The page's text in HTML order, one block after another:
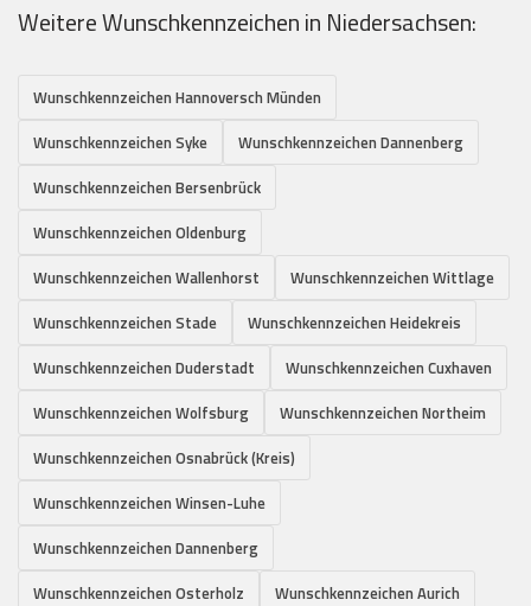
Weitere Wunschkennzeichen in Niedersachsen:
Wunschkennzeichen Hannoversch Münden
Wunschkennzeichen Syke
Wunschkennzeichen Dannenberg
Wunschkennzeichen Bersenbrück
Wunschkennzeichen Oldenburg
Wunschkennzeichen Wallenhorst
Wunschkennzeichen Wittlage
Wunschkennzeichen Stade
Wunschkennzeichen Heidekreis
Wunschkennzeichen Duderstadt
Wunschkennzeichen Cuxhaven
Wunschkennzeichen Wolfsburg
Wunschkennzeichen Northeim
Wunschkennzeichen Osnabrück (Kreis)
Wunschkennzeichen Winsen-Luhe
Wunschkennzeichen Dannenberg
Wunschkennzeichen Osterholz
Wunschkennzeichen Aurich